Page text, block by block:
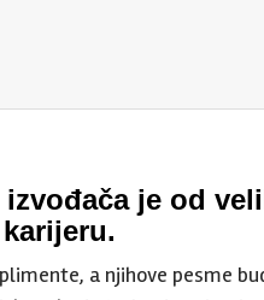
je od
a njihove pesme